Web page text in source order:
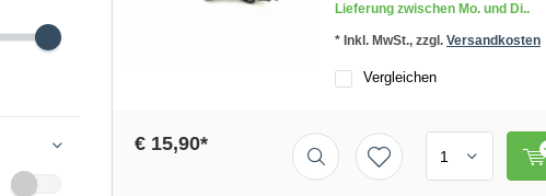
Lieferung zwischen Mo. und Di..
* Inkl. MwSt., zzgl. Versandkosten
Vergleichen
€ 15,90*